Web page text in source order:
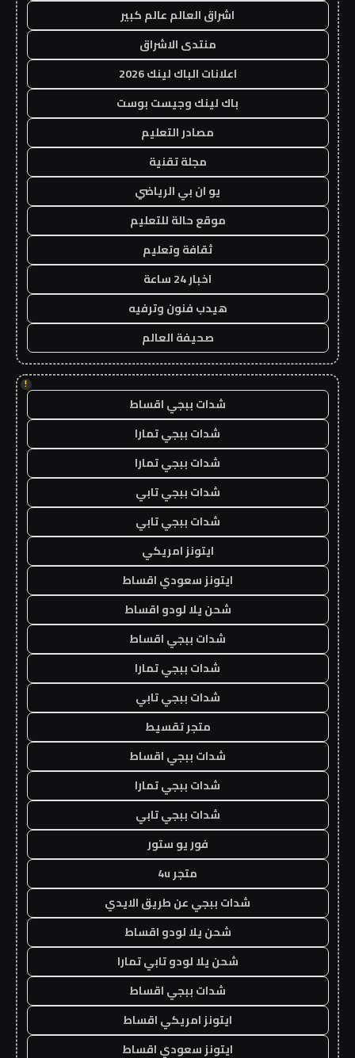
اشراق العالم عالم كبير
منتدى الاشراق
اعلانات الباك لينك 2026
باك لينك وجيست بوست
مصادر التعليم
مجلة تقنية
يو ان بي الرياضي
موقع حالة للتعليم
ثقافة وتعليم
اخبار 24 ساعة
هيدب فنون وترفيه
صحيفة العالم
!
شدات ببجي اقساط
شدات ببجي تمارا
شدات ببجي تمارا
شدات ببجي تابي
شدات ببجي تابي
ايتونز امريكي
ايتونز سعودي اقساط
شحن يلا لودو اقساط
شدات ببجي اقساط
شدات ببجي تمارا
شدات ببجي تابي
متجر تقسيط
شدات ببجي اقساط
شدات ببجي تمارا
شدات ببجي تابي
فور يو ستور
متجر 4u
شدات ببجي عن طريق الايدي
شحن يلا لودو اقساط
شحن يلا لودو تابي تمارا
شدات ببجي اقساط
ايتونز امريكي اقساط
ايتونز سعودي اقساط